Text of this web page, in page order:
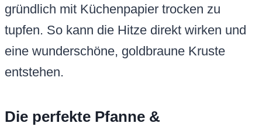
gründlich mit Küchenpapier trocken zu
tupfen. So kann die Hitze direkt wirken und
eine wunderschöne, goldbraune Kruste
entstehen.
Die perfekte Pfanne &